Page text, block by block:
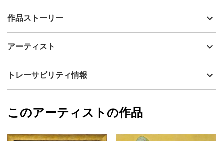
出品者
制作年
その他
カラー
ホワイト
作品ストーリー
諸々がきれいに洗い流され、雨上がりの清々しい空気の中で、あ
アーティスト
MATOBA MASATAKA
フォローする
トレーサビリティ情報
MATOBA MASATAKA
このアーティストの作品